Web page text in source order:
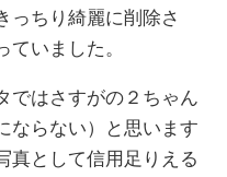
っちり綺麗に削除さ
いました。
ではさすがの２ちゃん
ならない）と思います
真として信用足りえる